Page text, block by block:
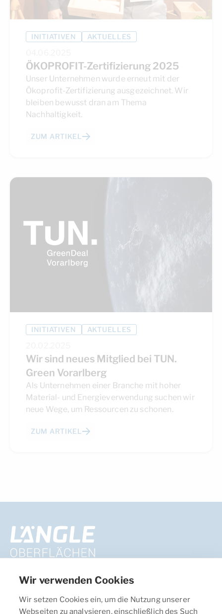
Wir verwenden Cookies
Wir setzen Cookies ein, um die Nutzung unserer
Webseiten zu analysieren, einschließlich des Such
INITIATIVEN AKTUELLES
ÖKOPROFIT-Zertifizierung 2025
Unser Unternehmen wurde erneut mit der
Ökoprofit-Zertifizierung ausgezeichnet. Wir
bleiben bewusst dran am Thema
Nachhaltigkeit.
ZUM ARTIKEL
INITIATIVEN AKTUELLES
Wir sind neues Mitglied bei TUN.
Green Vorarlberg
Als Unternehmen einer Branche mit hoher
Material- und Energieverwendung suchen wir
neue Wege, um Ressourcen zu schonen.
ZUM ARTIKEL
Bundesstrasse 8, 6833 Klaus, Österreich